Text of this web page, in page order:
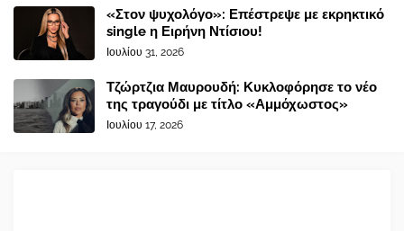
«Στον ψυχολόγο»: Επέστρεψε με εκρηκτικό
single η Ειρήνη Ντίσιου!
Ιουλίου 31, 2026
Τζώρτζια Μαυρουδή: Κυκλοφόρησε το νέο
της τραγούδι με τίτλο «Αμμόχωστος»
Ιουλίου 17, 2026